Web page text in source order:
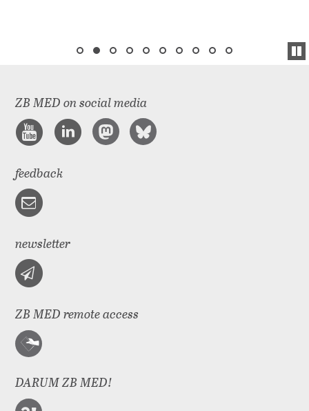
ZB MED on social media
feedback
newsletter
ZB MED remote access
DARUM ZB MED!